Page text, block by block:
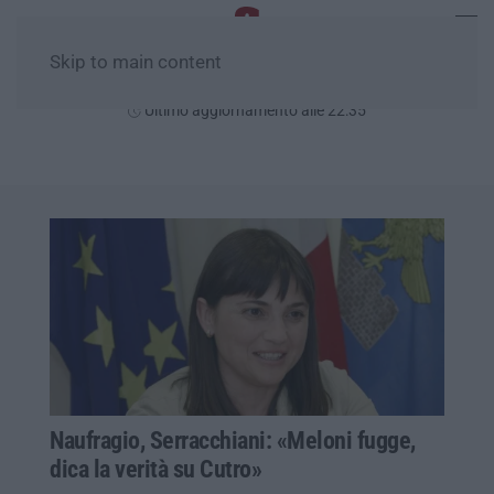
Skip to main content
Ultimo aggiornamento alle 22:35
Naufragio, Serracchiani: «Meloni fugge,
dica la verità su Cutro»